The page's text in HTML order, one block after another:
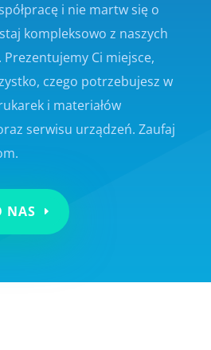
i nie martw się o
kompleksowo z naszych
Ci miejsce,
czego potrzebujesz w
i materiałów
serwisu urządzeń. Zaufaj
NAS